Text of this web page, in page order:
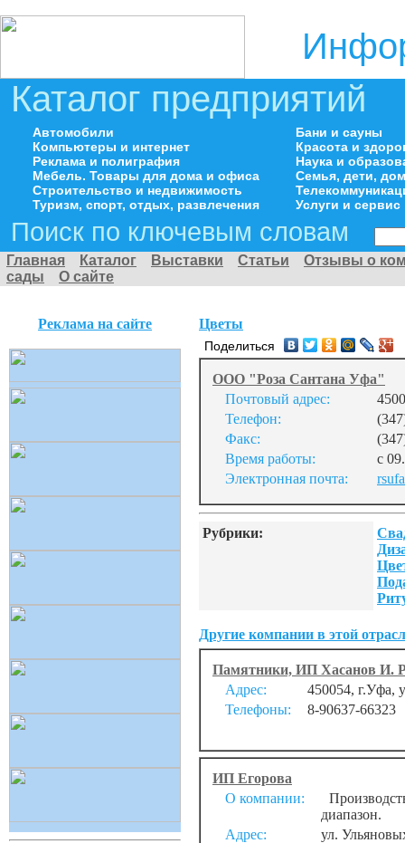
Каталог предприятий
Автомобили
Компьютеры и интернет
Реклама и полиграфия
Мебель. Товары для дома и офиса
Строительство и недвижимость
Туризм, спорт, отдых, развлечения
Бани и сауны
Красота и
Наука и
Семья, дети,
Услуги и сервис
Поиск по ключевым словам
Главная Каталог Выставки Статьи
Отзывы о
сады
О сайте
Реклама на сайте Цветы
Поделиться
ООО "Роза Сантана Уфа"
Почтовый адрес:
Телефон:
Факс:
Время работы:
с
Электронная почта:
Рубрики:
Другие компании в этой
Памятники, ИП Хасанов И.
Адрес:
450054, г.Уфа,
Телефоны:
8-90637-66323
ИП Егорова
О компании:
диапазон.
Адрес:
ул.